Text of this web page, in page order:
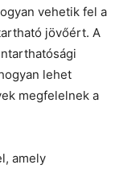
vehetik fel a
jövőért. A
lehet
megfelelnek a
amely